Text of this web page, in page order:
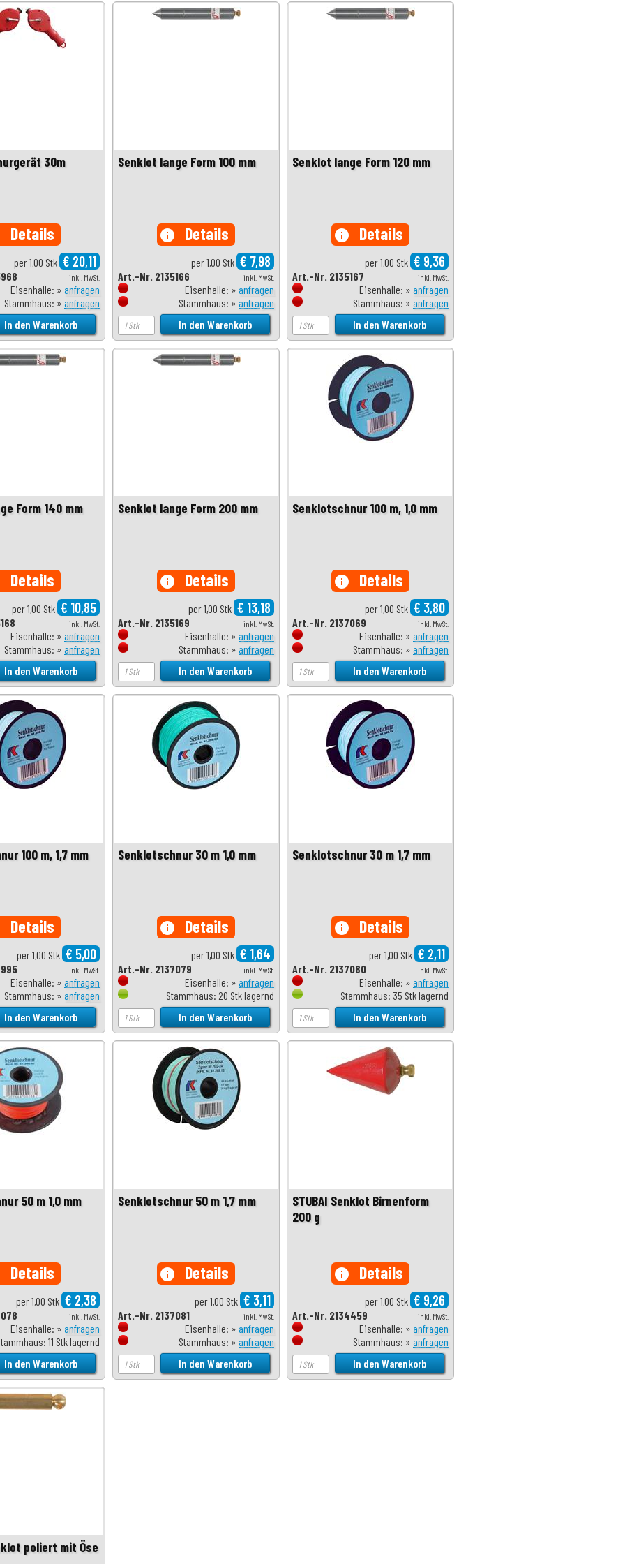
30m
Details
per 1,00 Stk € 20,11
inkl. MwSt.
Eisenhalle: » anfragen
Stammhaus: » anfragen
Senklot lange Form 100 mm
info Details
per 1,00 Stk € 7,98
inkl. MwSt.
Art.-Nr. 2135166
Eisenhalle: » anfragen
Stammhaus: » anfragen
Senklot lange Form 120 mm
info Details
per 1,00 Stk € 9,36
inkl. MwSt.
Art.-Nr. 2135167
Eisenhalle: » anfragen
Stammhaus: » anfragen
Form 140 mm
Details
per 1,00 Stk € 10,85
inkl. MwSt.
Eisenhalle: » anfragen
Stammhaus: » anfragen
Senklot lange Form 200 mm
info Details
per 1,00 Stk € 13,18
inkl. MwSt.
Art.-Nr. 2135169
Eisenhalle: » anfragen
Stammhaus: » anfragen
Senklotschnur 100 m, 1,0 mm
info Details
per 1,00 Stk € 3,80
inkl. MwSt.
Art.-Nr. 2137069
Eisenhalle: » anfragen
Stammhaus: » anfragen
100 m, 1,7 mm
Details
per 1,00 Stk € 5,00
inkl. MwSt.
Eisenhalle: » anfragen
Stammhaus: » anfragen
Senklotschnur 30 m 1,0 mm
info Details
per 1,00 Stk € 1,64
inkl. MwSt.
Art.-Nr. 2137079
Eisenhalle: » anfragen
Stammhaus: 20 Stk lagernd
Senklotschnur 30 m 1,7 mm
info Details
per 1,00 Stk € 2,11
inkl. MwSt.
Art.-Nr. 2137080
Eisenhalle: » anfragen
Stammhaus: 35 Stk lagernd
50 m 1,0 mm
Details
per 1,00 Stk € 2,38
inkl. MwSt.
Eisenhalle: » anfragen
11 Stk lagernd
Senklotschnur 50 m 1,7 mm
info Details
per 1,00 Stk € 3,11
inkl. MwSt.
Art.-Nr. 2137081
Eisenhalle: » anfragen
Stammhaus: » anfragen
STUBAI Senklot Birnenform
200 g
info Details
per 1,00 Stk € 9,26
inkl. MwSt.
Art.-Nr. 2134459
Eisenhalle: » anfragen
Stammhaus: » anfragen
poliert mit Öse